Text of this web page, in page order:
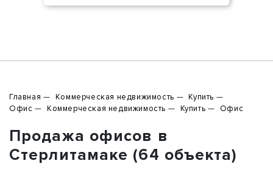
Главная Коммерческая недвижимость
Купить
Офис
Коммерческая недвижимость Купить Офис
Продажа офисов в
Стерлитамаке (64 объекта)